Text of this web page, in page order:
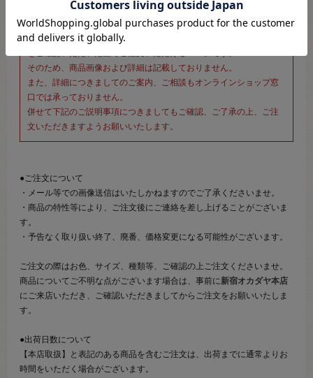
※新宿オカダヤ本店お取り扱い商品のご注文専用ページです※
こちらのページは、店頭にてあらかじめ商品詳細および商品コード
そのため、商品画像および詳細は記載しておりません。
また、詳細につきましてのご案内、ご相談もオンラインショップ窓
口では承っておりません。
併せて下記のご説明事項につきましてもご確認、ご了承の上、ご注
文いただきますようお願いいたします。
●ご注文について
・メール等での画像送信はいたしかねますのでご了承くださいませ。
・商品の特性等により、ご注文後にご連絡を差し上げることがございま
す。
・予告なく取り扱い終了、廃番、価格変更になる可能性がございます。
ご注文の際はお色、サイズ、種類等、ご確認の上ご注文くださいませ。
商品についてご不明な点がございます場合は、事前に新宿オカダヤ本店
にご来店いただき、ご確認いただきましてからご注文をお願いいたしま
す。
●出荷日数について
【本店取扱】と表記のある商品を含むご注文は、出荷までに通常よりお
時間をいただく場合がございます。